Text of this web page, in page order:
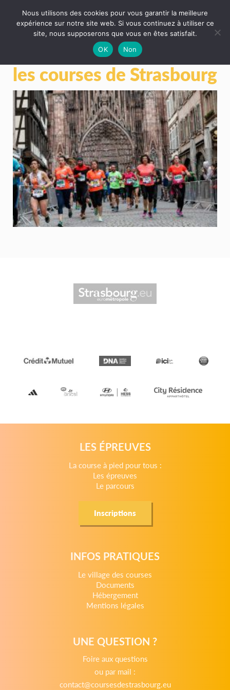
les courses de Strasbourg
LES ÉPREUVES
La course à pied pour tous :
Les épreuves
Le parcours
Inscriptions
INFOS PRATIQUES
Le village des courses
Documents
Hébergement
Mentions légales
UNE QUESTION ?
Foire aux questions
ou par mail :
contact@coursesdestrasbourg.eu
Nous utilisons des cookies pour vous garantir la meilleure
expérience sur notre site web. Si vous continuez à utiliser ce
site, nous supposerons que vous en êtes satisfait.
OK
Non